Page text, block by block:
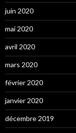
juin 2020
mai 2020
avril 2020
mars 2020
février 2020
janvier 2020
décembre 2019